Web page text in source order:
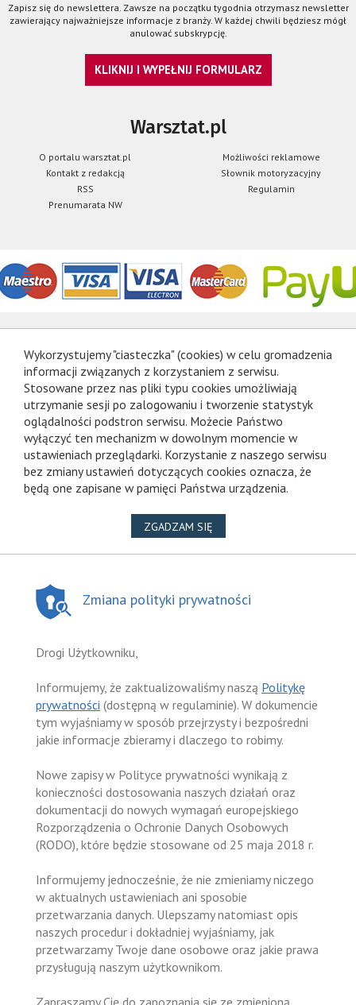
Zapisz się do newslettera. Zawsze na początku tygodnia otrzymasz newsletter
zawierający najważniejsze informacje z branży. W każdej chwili będziesz mógł
anulować subskrypcję.
KLIKNIJ I WYPEŁNIJ FORMULARZ
Warsztat.pl
O portalu warsztat.pl
Możliwości reklamowe
Kontakt z redakcją
Słownik motoryzacyjny
RSS
Regulamin
Prenumarata NW
Wykorzystujemy "ciasteczka" (cookies) w celu gromadzenia
informacji związanych z korzystaniem z serwisu.
Stosowane przez nas pliki typu cookies umożliwiają
utrzymanie sesji po zalogowaniu i tworzenie statystyk
oglądalności podstron serwisu. Możecie Państwo
wyłączyć ten mechanizm w dowolnym momencie w
ustawieniach przeglądarki. Korzystanie z naszego serwisu
bez zmiany ustawień dotyczących cookies oznacza, że
będą one zapisane w pamięci Państwa urządzenia.
ZGADZAM SIĘNA WYKORZYSTANIE PLIKÓW
Zmiana polityki prywatności
Drogi Użytkowniku,
Informujemy, że zaktualizowaliśmy naszą Politykę
prywatności (dostępną w regulaminie). W dokumencie
tym wyjaśniamy w sposób przejrzysty i bezpośredni
jakie informacje zbieramy i dlaczego to robimy.
Nowe zapisy w Polityce prywatności wynikają z
konieczności dostosowania naszych działań oraz
dokumentacji do nowych wymagań europejskiego
Rozporządzenia o Ochronie Danych Osobowych
(RODO), które będzie stosowane od 25 maja 2018 r.
Informujemy jednocześnie, że nie zmieniamy niczego
w aktualnych ustawieniach ani sposobie
przetwarzania danych. Ulepszamy natomiast opis
naszych procedur i dokładniej wyjaśniamy, jak
przetwarzamy Twoje dane osobowe oraz jakie prawa
przysługują naszym użytkownikom.
Zapraszamy Cię do zapoznania się ze zmienioną